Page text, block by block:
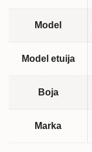
Model
Model etuija
Boja
Marka